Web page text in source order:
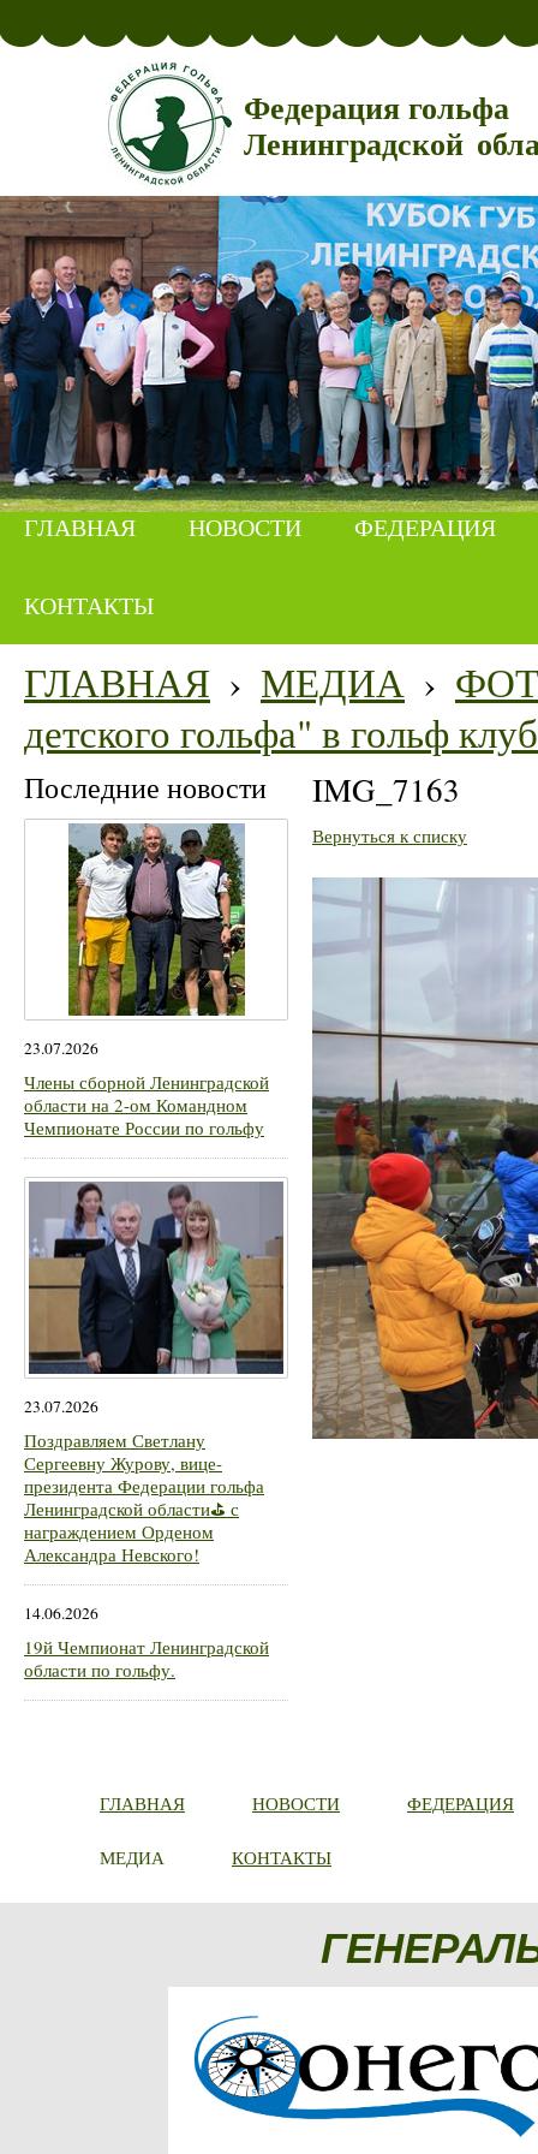
Федерация гольфа
Ленинградской
ГЛАВНАЯ НОВОСТИ ФЕДЕРАЦИЯ
КОНТАКТЫ
ГЛАВНАЯ › МЕДИА ›
детского гольфа" в гольф
Последние новости
23.07.2026
Члены сборной Ленинградской
области на 2-ом Командном
Чемпионате России по гольфу
23.07.2026
Поздравляем Светлану
Сергеевну Журову, вице-
президента Федерации гольфа
Ленинградской области⛳ с
награждением Орденом
Александра Невского!
14.06.2026
19й Чемпионат Ленинградской
области по гольфу.
IMG_7163
Вернуться к списку
ГЛАВНАЯ НОВОСТИ ФЕДЕРАЦИЯ
МЕДИА КОНТАКТЫ